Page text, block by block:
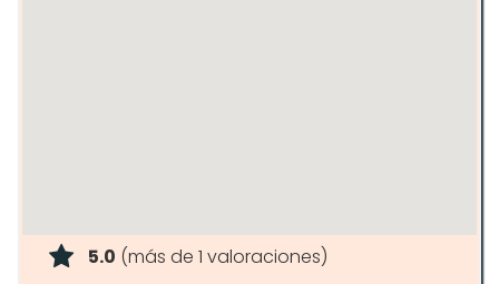
5.0 (más de 1 valoraciones)